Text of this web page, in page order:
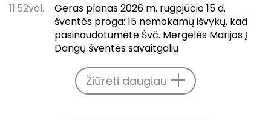
11:52val.
Geras planas 2026 m. rugpjūčio 15 d.
šventės proga: 15 nemokamų išvykų, kad
pasinaudotumėte Švč. Mergelės Marijos Į
Dangų šventės savaitgaliu
Žiūrėti daugiau